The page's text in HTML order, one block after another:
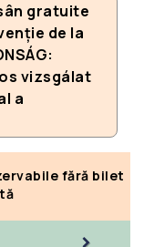
gratuite
de la
vizsgálat
a
fără bilet